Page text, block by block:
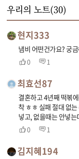
우리의 노트(30)
현지333
냄비 어떤건가요? 궁
0 1
최효선87
결혼하고 4년째 떡볶
착 ㅎㅎ 실패 절대 없
넣고, 없을때는 안넣
0 1
김지혜194